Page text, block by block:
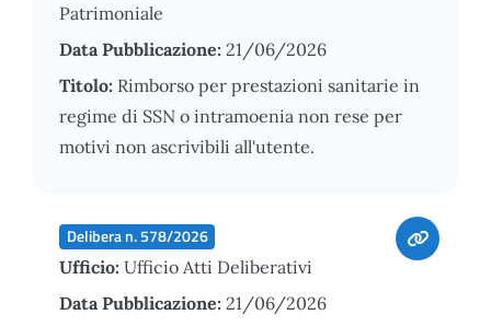
Patrimoniale
Data Pubblicazione: 21/06/2026
Titolo: Rimborso per prestazioni sanitarie in
regime di SSN o intramoenia non rese per
motivi non ascrivibili all'utente.
Delibera n. 578/2026
Ufficio: Ufficio Atti Deliberativi
Data Pubblicazione: 21/06/2026